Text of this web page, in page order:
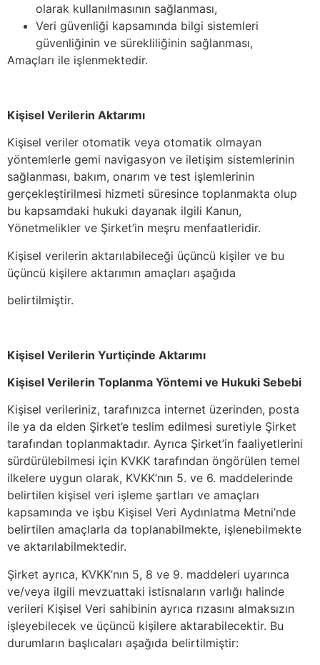
olarak kullanılmasının sağlanması,
Veri güvenliği kapsamında bilgi sistemleri
güvenliğinin ve sürekliliğinin sağlanması,
Amaçları ile işlenmektedir.
Kişisel Verilerin Aktarımı
Kişisel veriler otomatik veya otomatik olmayan
yöntemlerle gemi navigasyon ve iletişim sistemlerinin
sağlanması, bakım, onarım ve test işlemlerinin
gerçekleştirilmesi hizmeti süresince toplanmakta olup
bu kapsamdaki hukuki dayanak ilgili Kanun,
Yönetmelikler ve Şirket’in meşru menfaatleridir.
Kişisel verilerin aktarılabileceği üçüncü kişiler ve bu
üçüncü kişilere aktarımın amaçları aşağıda
belirtilmiştir.
Kişisel Verilerin Yurtiçinde Aktarımı
Kişisel Verilerin Toplanma Yöntemi ve Hukuki Sebebi
Kişisel verileriniz, tarafınızca internet üzerinden, posta
ile ya da elden Şirket’e teslim edilmesi suretiyle Şirket
tarafından toplanmaktadır. Ayrıca Şirket’in faaliyetlerini
sürdürülebilmesi için KVKK tarafından öngörülen temel
ilkelere uygun olarak, KVKK’nın 5. ve 6. maddelerinde
belirtilen kişisel veri işleme şartları ve amaçları
kapsamında ve işbu Kişisel Veri Aydınlatma Metni’nde
belirtilen amaçlarla da toplanabilmekte, işlenebilmekte
ve aktarılabilmektedir.
Şirket ayrıca, KVKK’nın 5, 8 ve 9. maddeleri uyarınca
ve/veya ilgili mevzuattaki istisnaların varlığı halinde
verileri Kişisel Veri sahibinin ayrıca rızasını almaksızın
işleyebilecek ve üçüncü kişilere aktarabilecektir. Bu
durumların başlıcaları aşağıda belirtilmiştir: